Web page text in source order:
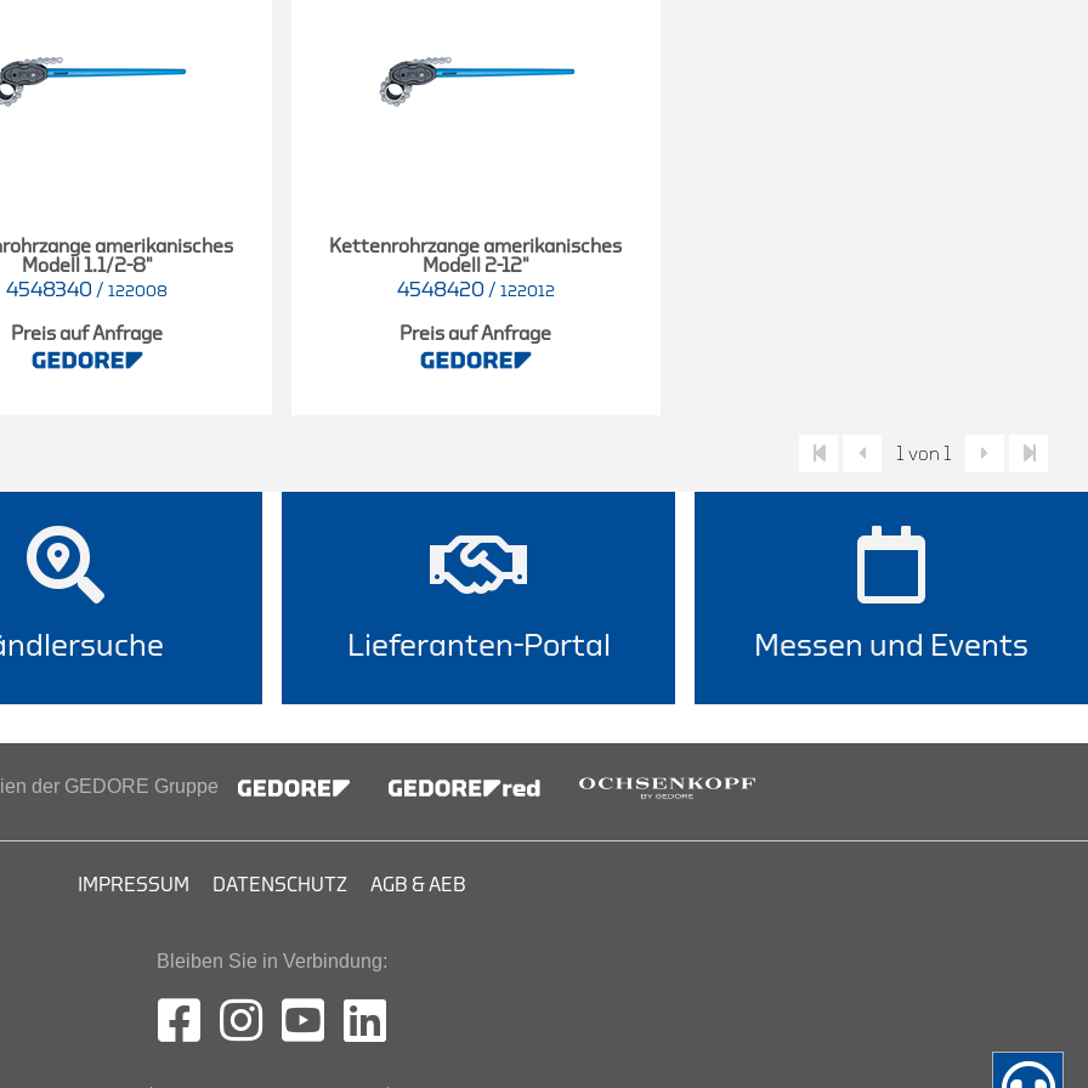
amerikanisches
Modell 1.1/2-8"
4548340 / 122008
Preis auf Anfrage
Kettenrohrzange amerikanisches
Modell 2-12"
4548420 / 122012
Preis auf Anfrage
1 von 1
Lieferanten-Portal Messen und Events
der GEDORE Gruppe
IMPRESSUM DATENSCHUTZ AGB & AEB
Bleiben Sie in Verbindung: